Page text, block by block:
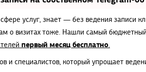
услуг, знает — без ведения записи
о визитах тоже. Нашли самый
первый месяц бесплатно.
и специалистов, который упрощает